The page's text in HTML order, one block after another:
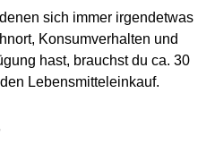
sich immer irgendetwas
Konsumverhalten und
hast, brauchst du ca. 30
Lebensmitteleinkauf.